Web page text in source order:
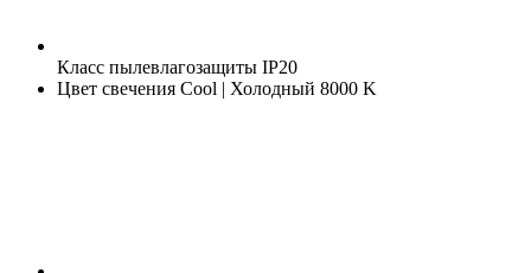
Класс пылевлагозащиты IP20
Цвет свечения Cool | Холодный 8000 K